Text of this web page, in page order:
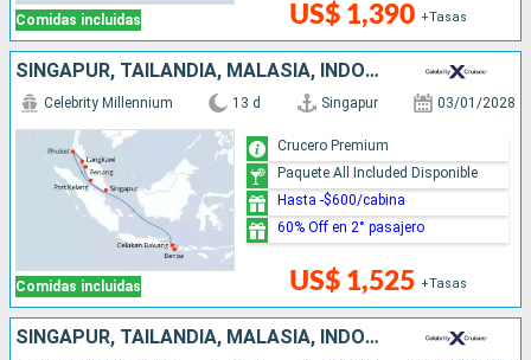
Comidas incluidas US$ 1,390 +Tasas
SINGAPUR, TAILANDIA, MALASIA, INDONESIA
Comidas incluidas
Celebrity Millennium 13 d Singapur 03/01/2028
US$ 1,525 +Tasas
Crucero Premium
Paquete All Included Disponible
Hasta -$600/cabina
60% Off en 2° pasajero
SINGAPUR, TAILANDIA, MALASIA, INDONESIA